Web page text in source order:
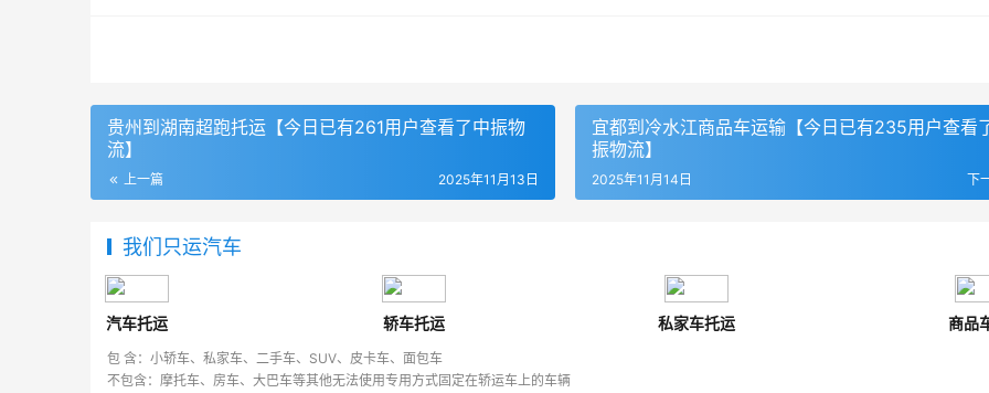
贵州到湖南超跑托运【今日已有261用户查看了中振物
流】
上一篇 2025年11月13日
宜都到冷水江商品车运输【今日已有235用户查看
振物流】
下
2025年11月14日
我们只运汽车
汽车托运 轿车托运 私家车托运 商品
包 含：小轿车、私家车、二手车、SUV、皮卡车、面包车
不包含：摩托车、房车、大巴车等其他无法使用专用方式固定在轿运车上的车辆